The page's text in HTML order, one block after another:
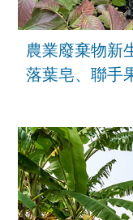
農業廢棄物新
落葉皂、聯手